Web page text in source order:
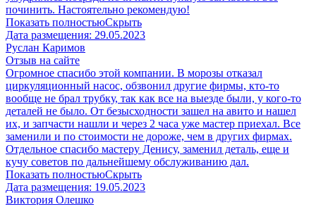
починить. Настоятельно рекомендую!
Показать полностьюСкрыть
Дата размещения: 29.05.2023
Руслан Каримов
Отзыв на сайте
Огромное спасибо этой компании. В морозы отказал
циркуляционный насос, обзвонил другие фирмы, кто-то
вообще не брал трубку, так как все на выезде были, у кого-то
деталей не было. От безысходности зашел на авито и нашел
их, и запчасти нашли и через 2 часа уже мастер приехал. Все
заменили и по стоимости не дороже, чем в других фирмах.
Отдельное спасибо мастеру Денису, заменил деталь, еще и
кучу советов по дальнейшему обслуживанию дал.
Показать полностьюСкрыть
Дата размещения: 19.05.2023
Виктория Олешко